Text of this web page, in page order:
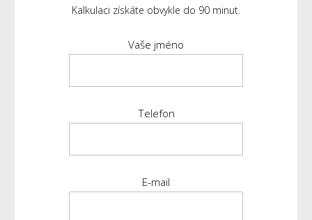
Kalkulaci získáte obvykle do 90 minut.
Vaše jméno
Telefon
E-mail